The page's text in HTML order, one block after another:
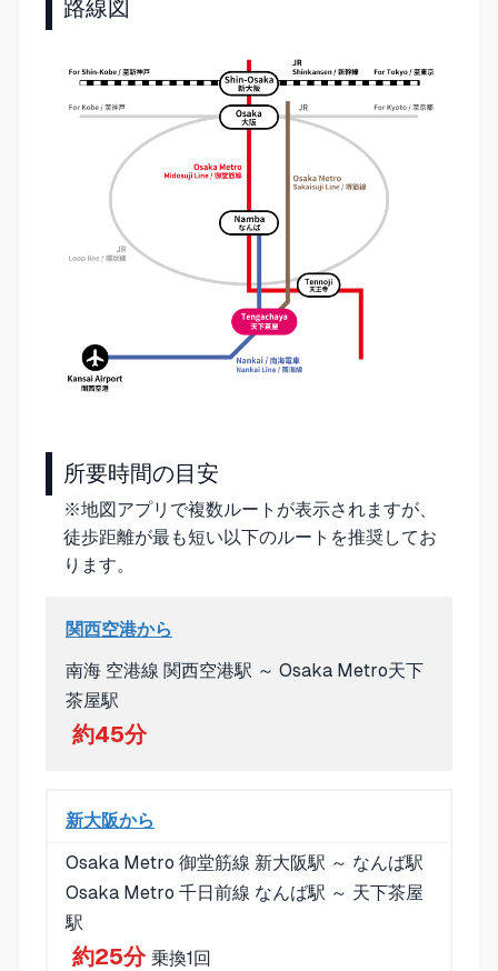
路線図
所要時間の目安
※地図アプリで複数ルートが表示されますが、
徒歩距離が最も短い以下のルートを推奨してお
ります。
関西空港から
南海 空港線 関西空港駅 ～ Osaka Metro天下
茶屋駅
約45分
新大阪から
Osaka Metro 御堂筋線 新大阪駅 ～ なんば駅
Osaka Metro 千日前線 なんば駅 ～ 天下茶屋
駅
約25分 乗換1回